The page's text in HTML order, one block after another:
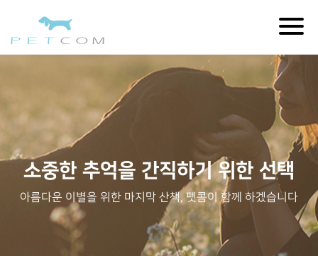
소중한 추억을 간직하기 위한 선택
아름다운 이별을 위한 마지막 산책, 펫콤이 함께 하겠습니다